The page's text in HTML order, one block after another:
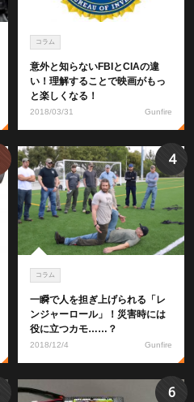
コラム
意外と知らないFBIとCIAの違
い！理解することで映画がもっ
と楽しくなる！
2018/03/31 Gunfire
コラム
一瞬で人を担ぎ上げられる「レ
ンジャーロール」！災害時には
役に立つカモ……？
2018/12/4 Gunfire
4
6